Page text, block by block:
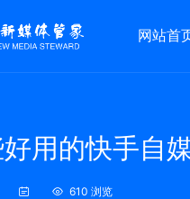
网站首
用的快手自
610 浏览